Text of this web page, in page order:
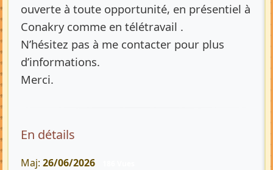
ouverte à toute opportunité, en présentiel à
Conakry comme en télétravail .
N’hésitez pas à me contacter pour plus
d’informations.
Merci.
En détails
Maj: 26/06/2026